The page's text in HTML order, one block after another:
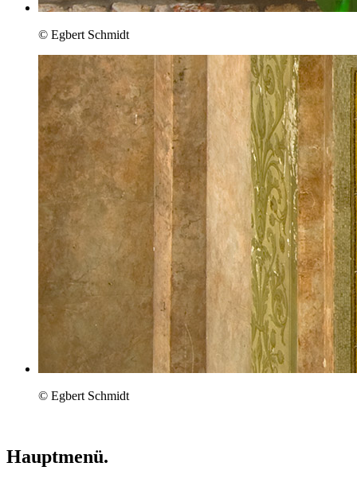
© Egbert Schmidt
© Egbert Schmidt
Hauptmenü.